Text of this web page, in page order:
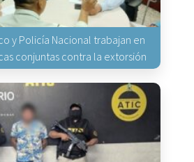
y Policía Nacional trabajan en
conjuntas contra la extorsión